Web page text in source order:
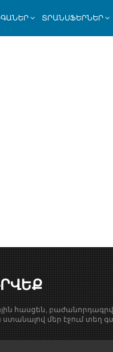
ՏՐԱՆՍՖԵՐՆԵՐ
հասցեն,
մեր էջում տեղ